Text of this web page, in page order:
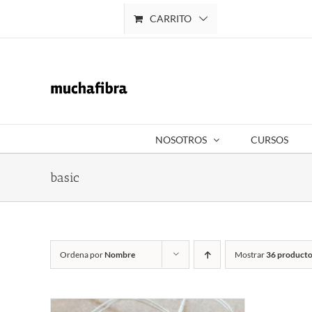
CARRITO
NOSOTROS CURSOS
basic
Ordena porNombre Mostrar36